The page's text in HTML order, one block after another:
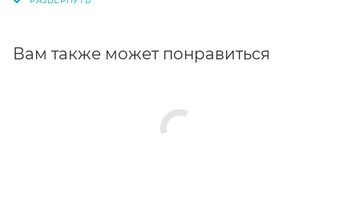
Вам также может понравиться